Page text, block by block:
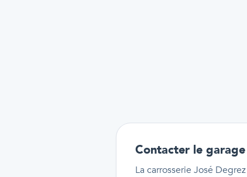
Contacter le garage
La carrosserie José Degrez